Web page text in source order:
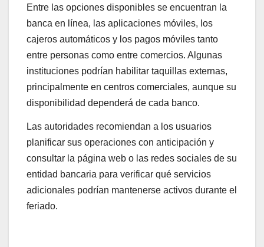
Entre las opciones disponibles se encuentran la
banca en línea, las aplicaciones móviles, los
cajeros automáticos y los pagos móviles tanto
entre personas como entre comercios. Algunas
instituciones podrían habilitar taquillas externas,
principalmente en centros comerciales, aunque su
disponibilidad dependerá de cada banco.
Las autoridades recomiendan a los usuarios
planificar sus operaciones con anticipación y
consultar la página web o las redes sociales de su
entidad bancaria para verificar qué servicios
adicionales podrían mantenerse activos durante el
feriado.